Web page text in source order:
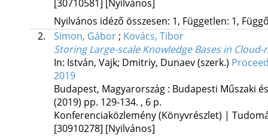
[30710581] [Nyilvános]
Nyilvános idéző összesen: 1, Független: 1,
2.
Simon, Gábor ; Kovács, Tibor
Storing Large-scale Knowledge Bases in
In: István, Vajk; Dmitriy, Dunaev (szerk.)
2019
Budapest, Magyarország : Budapesti Műszaki
(2019) pp. 129-134. , 6 p.
Konferenciaközlemény (Könyvrészlet) |
[30910278] [Nyilvános]